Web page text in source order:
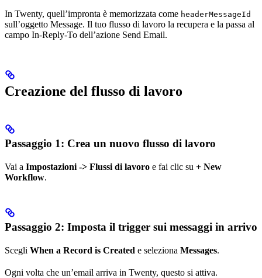
In Twenty, quell’impronta è memorizzata come headerMessageId
sull’oggetto Message. Il tuo flusso di lavoro la recupera e la passa al
campo In-Reply-To dell’azione Send Email.
Creazione del flusso di lavoro
Passaggio 1: Crea un nuovo flusso di lavoro
Vai a Impostazioni -> Flussi di lavoro e fai clic su + New
Workflow.
Passaggio 2: Imposta il trigger sui messaggi in arrivo
Scegli When a Record is Created e seleziona Messages.
Ogni volta che un’email arriva in Twenty, questo si attiva.